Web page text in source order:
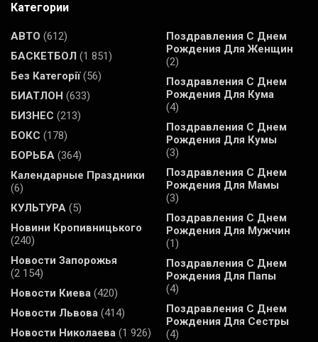
Категории
АВТО (612)
БАСКЕТБОЛ (1 851)
Без Категорії(56)
БИАТЛОН (633)
БИЗНЕС (213)
БОКС (178)
БОРЬБА (364)
Календарные Праздники
(6)
КУЛЬТУРА (5)
Новини Кропивницького
(240)
Новости Запорожья
(2 154)
Новости Киева (420)
Новости Львова (414)
Новости Николаева (1 926)
Поздравления С Днем
Рождения Для Женщин
(2)
Поздравления С Днем
Рождения Для Кума
(4)
Поздравления С Днем
Рождения Для Кумы
(3)
Поздравления С Днем
Рождения Для Мамы
(3)
Поздравления С Днем
Рождения Для Мужчин
(1)
Поздравления С Днем
Рождения Для Папы
(4)
Поздравления С Днем
Рождения Для Сестры
(4)